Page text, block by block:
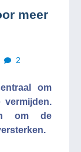
meer
2
om
om de